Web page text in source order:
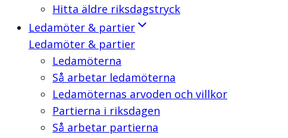
Hitta äldre riksdagstryck
Ledamöter & partier
Ledamöter & partier
Ledamöterna
Så arbetar ledamöterna
Ledamöternas arvoden och villkor
Partierna i riksdagen
Så arbetar partierna